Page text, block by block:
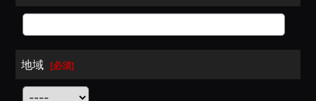
地域 [必須]